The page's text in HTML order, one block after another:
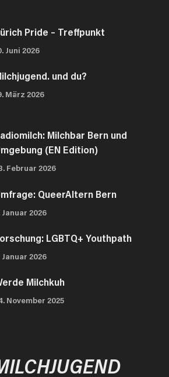
Pride – Treffpunkt
Juni 2026
und du?
März 2026
Milchbar Bern und
(EN Edition)
Februar 2026
QueerAltern Bern
Januar 2026
LGBTQ+ Youthpath
Januar 2026
Milchkuh
November 2025